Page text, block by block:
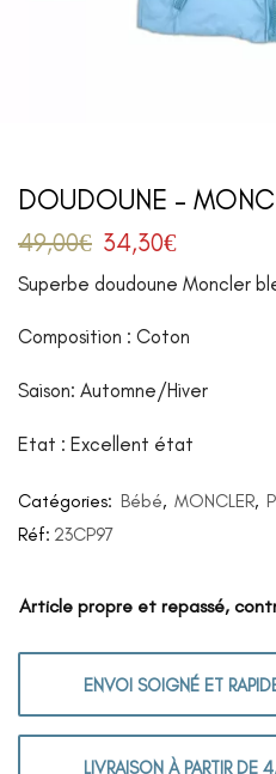
DOUDOUNE –
49,00€ 34,30€
Superbe doudoune Moncler
Composition : Coton
Saison: Automne/Hiver
Etat : Excellent état
Catégories: Bébé, MONCLER,
Réf: 23CP97
Article propre et repassé,
ENVOI SOIGNÉ ET
LIVRAISON À PARTIR DE